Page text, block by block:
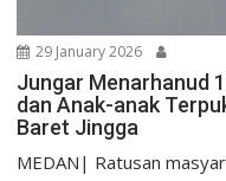
29 January 2026
Jungar Menarhanud
dan Anak-anak
Baret Jingga
MEDAN| Ratusan